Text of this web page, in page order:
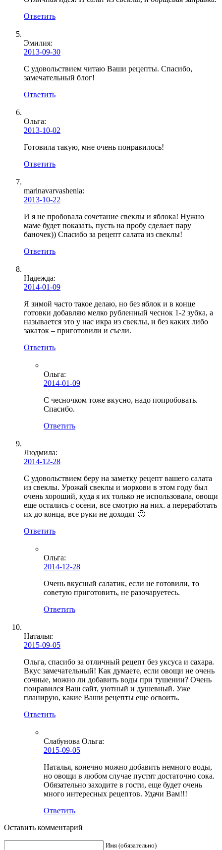
Ответить
Эмилия:
2013-09-30
С удовольствием читаю Ваши рецепты. Спасибо,
замечательный блог!
Ответить
Ольга:
2013-10-02
Готовила такую, мне очень понравилось!
Ответить
marinavarvashenia:
2013-10-22
И я не пробовала сочетание свеклы и яблока! Нужно
маме будет показать, пусть на пробу сделает пару
баночек)) Спасибо за рецепт салата из свеклы!
Ответить
Надежда:
2014-01-09
Я зимой часто такое делаю, но без яблок и в конце
готовки добавляю мелко рубленный чеснок 1-2 зубка, а
называется это у нас икра из свеклы, и без каких либо
закаток – приготовили и съели.
Ответить
Ольга:
2014-01-09
С чесночком тоже вкусно, надо попробовать.
Спасибо.
Ответить
Людмила:
2014-12-28
С удовольствием беру на заметку рецепт вашего салата
из свеклы. Урожай свеклы и моркови в этом году был
очень хороший, куда я их только не использовала, овощи
еще остались с осени, все смотрю на них. а переработать
их до конца, все руки не доходят 🙂
Ответить
Ольга:
2014-12-28
Очень вкусный салатик, если не готовили, то
советую приготовить, не разочаруетесь.
Ответить
Наталья:
2015-09-05
Ольга, спасибо за отличный рецепт без уксуса и сахара.
Вкус замечательный! Как думаете, если овощи не очень
сочные, можно ли добавить воды при тушении? Очень
понравился Ваш сайт, уютный и душевный. Уже
планирую, какие Ваши рецепты еще освоить.
Ответить
Слабунова Ольга:
2015-09-05
Наталья, конечно можно добавить немного воды,
но овощи в любом случае пустят достаточно сока.
Обязательно заходите в гости, еще будет очень
много интересных рецептов. Удачи Вам!!!
Ответить
Оставить комментарий
Имя (обязательно)